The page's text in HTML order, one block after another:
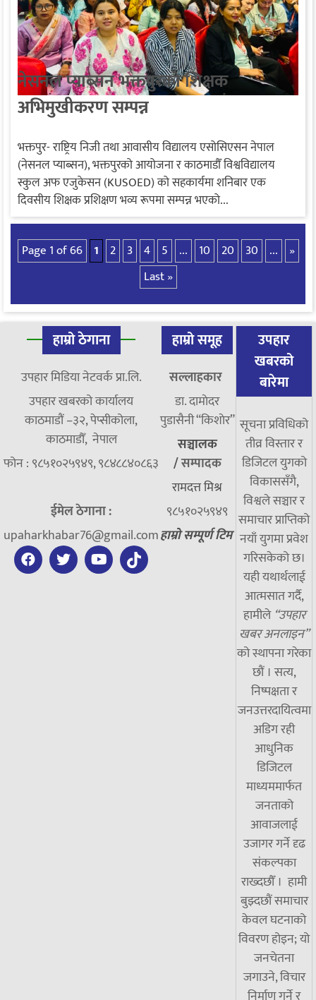
नेसनल प्याब्सन भक्तपुरको शिक्षक
अभिमुखीकरण सम्पन्न
भक्तपुर- राष्ट्रिय निजी तथा आवासीय विद्यालय एसोसिएसन नेपाल
(नेसनल प्याब्सन), भक्तपुरको आयोजना र काठमाडौँ विश्वविद्यालय
स्कुल अफ एजुकेसन (KUSOED) को सहकार्यमा शनिबार एक
दिवसीय शिक्षक प्रशिक्षण भव्य रूपमा सम्पन्न भएको...
Page 1 of 66 1 2 3 4 5 ... 10 20 30 ...
»
Last »
हाम्रो ठेगाना
उपहार मिडिया नेटवर्क प्रा.लि.
उपहार खबरको कार्यालय
काठमाडौं –३२, पेप्सीकोला,
काठमाडौँ, नेपाल
फोन : ९८५१०२५९४९, ९८४८८४०८६३
ईमेल ठेगाना :
upaharkhabar76@gmail.com
हाम्रो समूह
सल्लाहकार
डा. दामाेदर
पुडासैनी “किशाेर”
सञ्चालक
/सम्पादक
रामदत्त मिश्र
९८५१०२५९४९
हाम्रो सम्पूर्ण टिम
उपहार
खबरको
बारेमा
सूचना प्रविधिको
तीव्र विस्तार र
डिजिटल युगको
विकाससँगै,
विश्वले सञ्चार र
समाचार प्राप्तिको
नयाँ युगमा प्रवेश
गरिसकेको छ।
यही यथार्थलाई
आत्मसात गर्दै,
हामीले “उपहार
खबर अनलाइन”
को स्थापना गरेका
छौं । सत्य,
निष्पक्षता र
जनउत्तरदायित्वमा
अडिग रही
आधुनिक
डिजिटल
माध्यममार्फत
जनताको
आवाजलाई
उजागर गर्ने दृढ
संकल्पका
राख्दछौँ । हामी
बुझ्दछौं समाचार
केवल घटनाको
विवरण होइन; यो
जनचेतना
जगाउने, विचार